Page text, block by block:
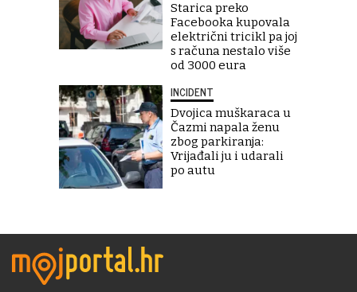
Starica preko
Facebooka kupovala
električni tricikl pa joj
s računa nestalo više
od 3000 eura
INCIDENT
Dvojica muškaraca u
Čazmi napala ženu
zbog parkiranja:
Vrijađali ju i udarali
po autu